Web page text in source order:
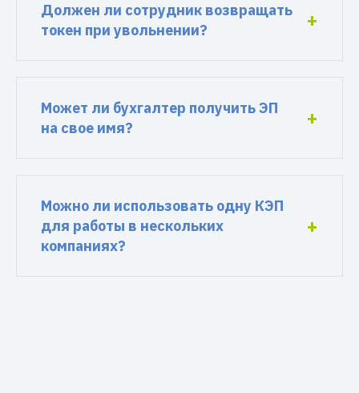
Должен ли сотрудник возвращать
токен при увольнении?
Может ли бухгалтер получить ЭП
на свое имя?
Можно ли использовать одну КЭП
для работы в нескольких
компаниях?